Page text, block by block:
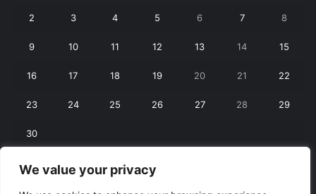
We value your privacy
2 3 4 5 6 7 8
9 10 11 12 13 14 15
16 17 18 19 20 21 22
23 24 25 26 27 28 29
30
« mai iul. »